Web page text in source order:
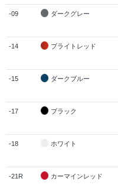
-09 ダークグレー
-14 ブライトレッド
-15 ダークブルー
-17 ブラック
-18 ホワイト
-21R カーマインレッド